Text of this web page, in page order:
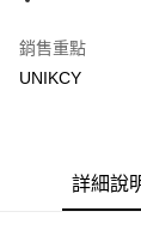
運送方式
7-11取貨付款［
每筆NT$70，
銷售重點
UNIKCY
詳細說